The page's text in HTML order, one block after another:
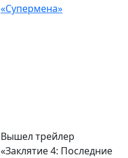
«Супермена»
Вышел трейлер
«Заклятие 4: Последние